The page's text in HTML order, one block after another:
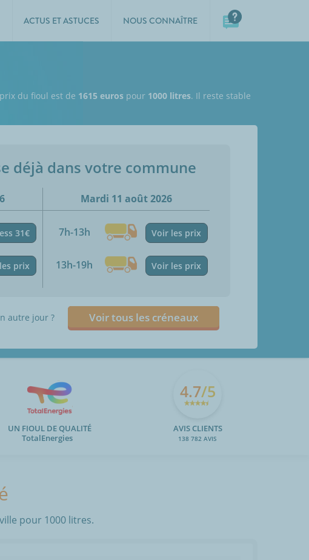
ACTUS ET ASTUCES NOUS CONNAÎTRE
du fioul est de 1615 euros pour 1000 litres. Il reste stable
déjà dans votre commune
31€
prix
Mardi 11 août 2026
7h-13h Voir les prix
13h-19h Voir les prix
autre jour ? Voir tous les créneaux
UN FIOUL DE QUALITÉ
TotalEnergies
4.7/5
AVIS CLIENTS
138 782 AVIS
pour 1000 litres.